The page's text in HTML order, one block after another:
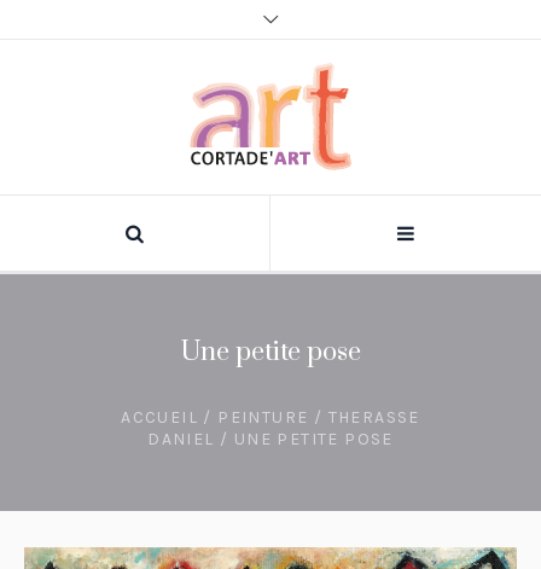
Une petite pose
ACCUEIL / PEINTURE / THERASSE
DANIEL / UNE PETITE POSE